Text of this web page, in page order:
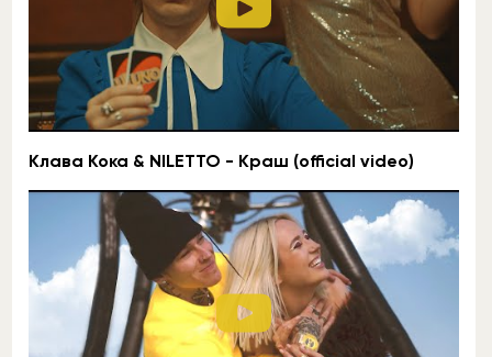
Клава Кока & NILETTO - Краш (official video)